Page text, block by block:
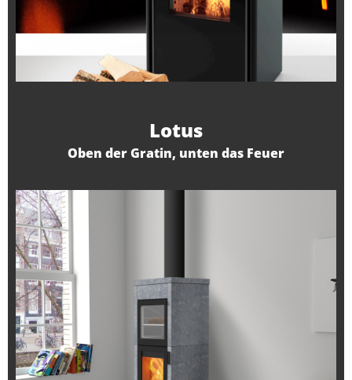
Lotus
Oben der Gratin, unten das Feuer